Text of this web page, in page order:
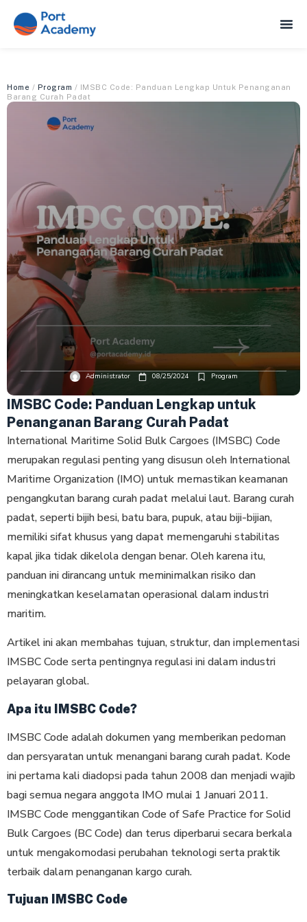
Home / Program / IMSBC Code: Panduan Lengkap Untuk Penanganan
Barang Curah Padat
Administrator 08/25/2024 Program
IMSBC Code: Panduan Lengkap untuk
Penanganan Barang Curah Padat
International Maritime Solid Bulk Cargoes (IMSBC) Code
merupakan regulasi penting yang disusun oleh International
Maritime Organization (IMO) untuk memastikan keamanan
pengangkutan barang curah padat melalui laut. Barang curah
padat, seperti bijih besi, batu bara, pupuk, atau biji-bijian,
memiliki sifat khusus yang dapat memengaruhi stabilitas
kapal jika tidak dikelola dengan benar. Oleh karena itu,
panduan ini dirancang untuk meminimalkan risiko dan
meningkatkan keselamatan operasional dalam industri
maritim.
Artikel ini akan membahas tujuan, struktur, dan implementasi
IMSBC Code serta pentingnya regulasi ini dalam industri
pelayaran global.
Apa itu IMSBC Code?
IMSBC Code adalah dokumen yang memberikan pedoman
dan persyaratan untuk menangani barang curah padat. Kode
ini pertama kali diadopsi pada tahun 2008 dan menjadi wajib
bagi semua negara anggota IMO mulai 1 Januari 2011.
IMSBC Code menggantikan Code of Safe Practice for Solid
Bulk Cargoes (BC Code) dan terus diperbarui secara berkala
untuk mengakomodasi perubahan teknologi serta praktik
terbaik dalam penanganan kargo curah.
Tujuan IMSBC Code